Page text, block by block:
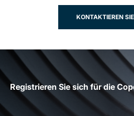
KONTAKTIEREN
Registrieren Sie sich für die